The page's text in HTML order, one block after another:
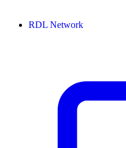
RDL Network